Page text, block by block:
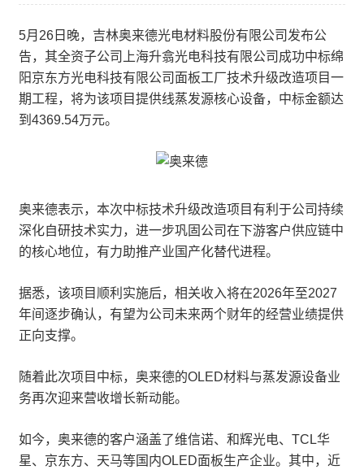
5月26日晚，吉林奥来德光电材料股份有限公司发布公
告，其全资子公司上海升翕光电科技有限公司成功中标绵
阳京东方光电科技有限公司面板工厂技术升级改造项目一
期工程，将为该项目提供线蒸发源核心设备，中标金额达
到4369.54万元。
奥来德表示，本次中标技术升级改造项目有利于公司持续
深化自研技术实力，进一步巩固公司在下游客户供应链中
的核心地位，有力助推产业国产化替代进程。
据悉，该项目顺利实施后，相关收入将在2026年至2027
年间逐步确认，有望为公司未来两个财年的经营业绩提供
正向支撑。
随着此次项目中标，奥来德的OLED材料与蒸发源设备业
务再次迎来营收增长新动能。
如今，奥来德的客户涵盖了维信诺、和辉光电、TCL华
星、京东方、天马等国内OLED面板生产企业。其中，近